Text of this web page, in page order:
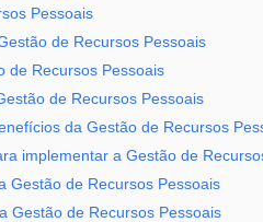
Pessoais
de Recursos Pessoais
de Recursos Pessoais
de Recursos Pessoais
da Gestão de Recursos
implementar a Gestão de
Gestão de Recursos Pessoais
Gestão de Recursos Pessoais